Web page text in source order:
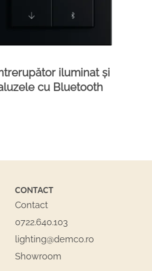
iluminat și
cu Bluetooth
CONTACT
Contact
0722.640.103
lighting@demco.ro
Showroom